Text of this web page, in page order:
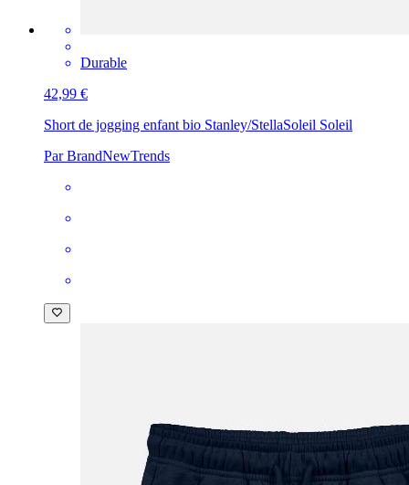
Durable
42,99 €
Short de jogging enfant bio Stanley/StellaSoleil Soleil
Par BrandNewTrends